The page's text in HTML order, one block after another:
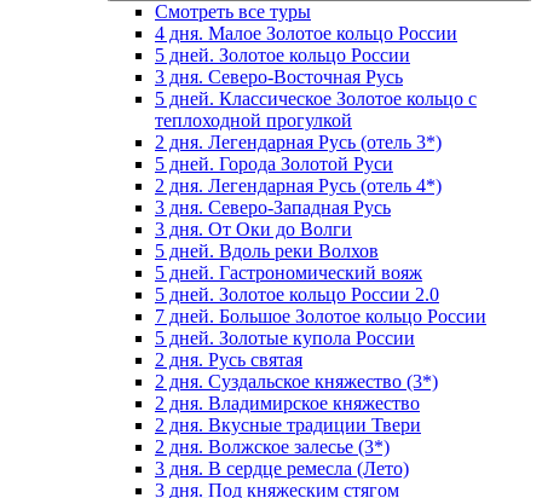
Смотреть все туры
4 дня. Малое Золотое кольцо России
5 дней. Золотое кольцо России
3 дня. Северо-Восточная Русь
5 дней. Классическое Золотое кольцо с
теплоходной прогулкой
2 дня. Легендарная Русь (отель 3*)
5 дней. Города Золотой Руси
2 дня. Легендарная Русь (отель 4*)
3 дня. Северо-Западная Русь
3 дня. От Оки до Волги
5 дней. Вдоль реки Волхов
5 дней. Гастрономический вояж
5 дней. Золотое кольцо России 2.0
7 дней. Большое Золотое кольцо России
5 дней. Золотые купола России
2 дня. Русь святая
2 дня. Суздальское княжество (3*)
2 дня. Владимирское княжество
2 дня. Вкусные традиции Твери
2 дня. Волжское залесье (3*)
3 дня. В сердце ремесла (Лето)
3 дня. Под княжеским стягом